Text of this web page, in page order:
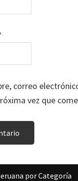
correo
vez que
por Categoría